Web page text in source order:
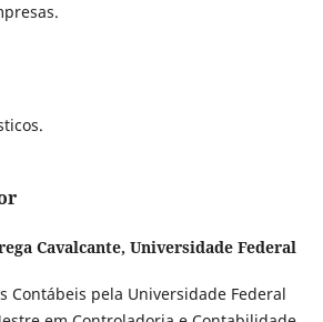
Cavalcante, Universidade Federal
Contábeis pela Universidade Federal